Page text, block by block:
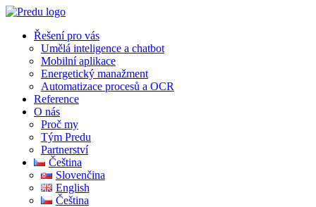
Skip
contentŘešení pro vás
Umělá inteligence a chatbot
Mobilní aplikace
Energetický manažment
Automatizace procesů a OCR
Reference
O nás
Proč my
Tým Predu
Partnerství
Čeština
Slovenčina
English
Čeština